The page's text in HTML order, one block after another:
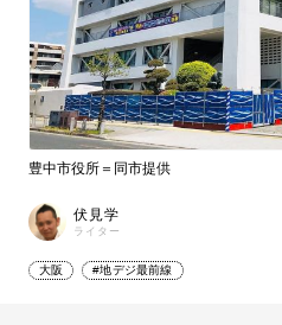
豊中市役所＝同市提供
伏見学
ライター
大阪 #地デジ最前線